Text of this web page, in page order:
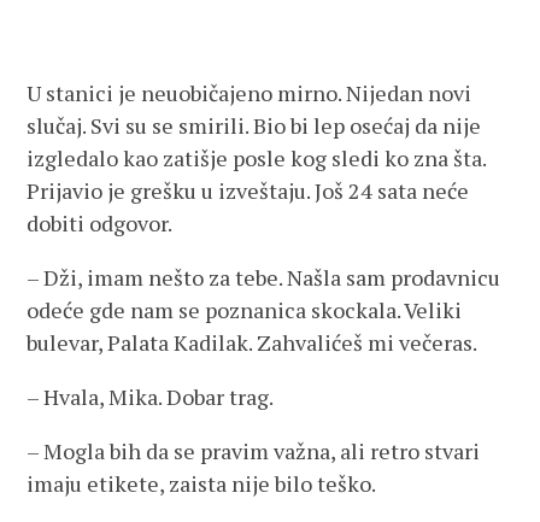
U stanici je neuobičajeno mirno. Nijedan novi
slučaj. Svi su se smirili. Bio bi lep osećaj da nije
izgledalo kao zatišje posle kog sledi ko zna šta.
Prijavio je grešku u izveštaju. Još 24 sata neće
dobiti odgovor.
– Dži, imam nešto za tebe. Našla sam prodavnicu
odeće gde nam se poznanica skockala. Veliki
bulevar, Palata Kadilak. Zahvalićeš mi večeras.
– Hvala, Mika. Dobar trag.
– Mogla bih da se pravim važna, ali retro stvari
imaju etikete, zaista nije bilo teško.